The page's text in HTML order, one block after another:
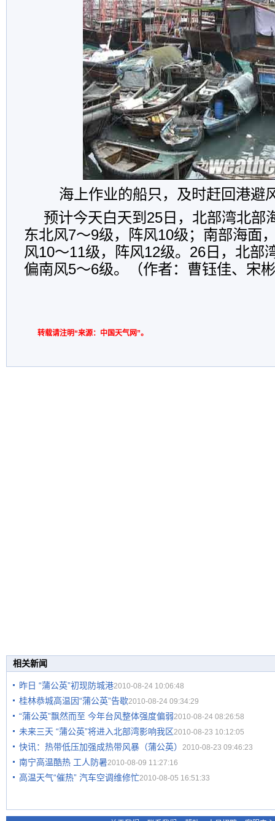
海上作业的船只，及时赶回港避
预计今天白天到25日，北部湾北部
东北风7～9级，阵风10级；南部海面
风10～11级，阵风12级。26日，北部
偏南风5～6级。（作者：曹钰佳、宋
转载请注明“来源：中国天气网”。
相关新闻
昨日 “蒲公英”初现防城港2010-08-24 10:06:48
桂林恭城高温因“蒲公英”告歇2010-08-24 09:34:29
“蒲公英”飘然而至 今年台风整体强度偏弱2010-08-24 08:26:58
未来三天 “蒲公英”将进入北部湾影响我区2010-08-23 10:12:05
快讯：热带低压加强成热带风暴（蒲公英） 2010-08-23 09:46:23
南宁高温酷热 工人防暑2010-08-09 11:27:16
高温天气“催热” 汽车空调维修忙2010-08-05 16:51:33